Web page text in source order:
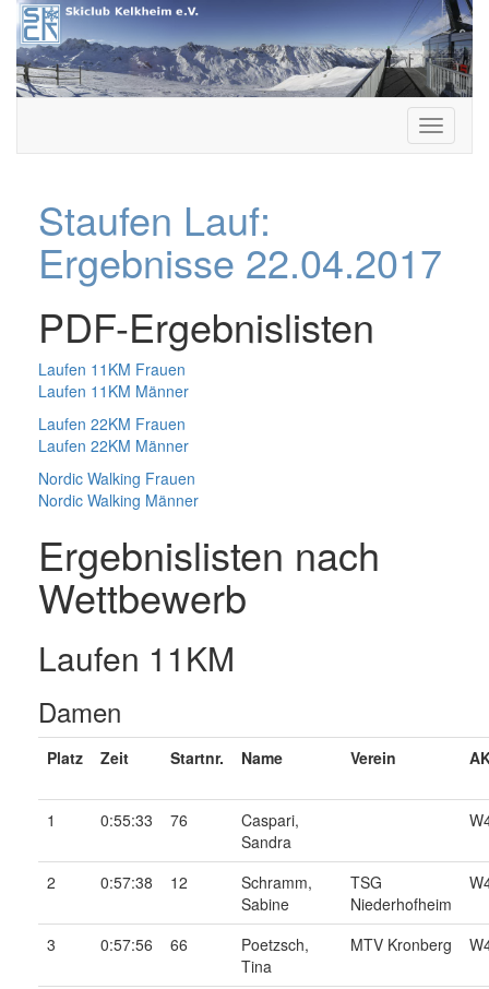
Skip
content
Skiclub Kelkheim e.V.
Staufen Lauf:
Ergebnisse 22.04.2017
PDF-Ergebnislisten
Laufen 11KM Frauen
Laufen 11KM Männer
Laufen 22KM Frauen
Laufen 22KM Männer
Nordic Walking Frauen
Nordic Walking Männer
Ergebnislisten nach
Wettbewerb
Laufen 11KM
Damen
Platz Zeit Startnr. Name Verein
1 0:55:33 76
Caspari,
Sandra
2 0:57:38 12
Schramm,
Sabine
TSG
Niederhofheim
3 0:57:56 66
Poetzsch,
Tina
MTV Kronberg